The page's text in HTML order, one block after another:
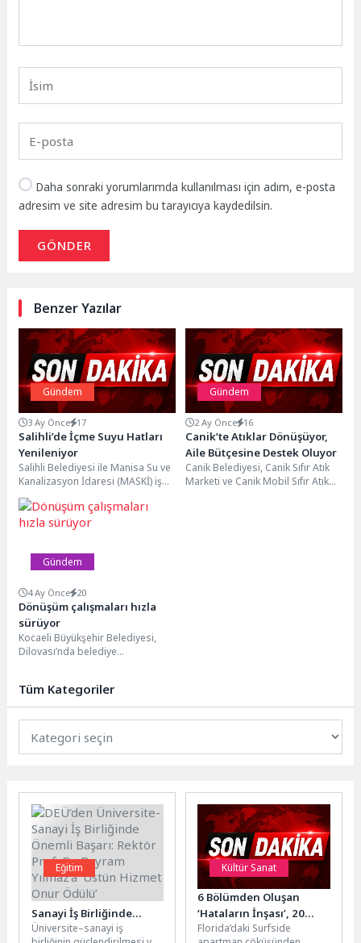
Daha sonraki yorumlarımda kullanılması için adım, e-posta
adresim ve site adresim bu tarayıcıya kaydedilsin.
GÖNDER
Benzer Yazılar
Gündem
3 Ay Önce 17
Salihli’de İçme Suyu Hatları
Yenileniyor
Salihli Belediyesi ile Manisa Su ve
Kanalizasyon İdaresi (MASKİ) iş
birliğinde yürütülen çalışmalar
kapsamında, Şehitler...
Gündem
2 Ay Önce 16
Canik’te Atıklar Dönüşüyor,
Aile Bütçesine Destek Oluyor
Canik Belediyesi, Canik Sıfır Atık
Marketi ve Canik Mobil Sıfır Atık
Gündem
4 Ay Önce 20
Dönüşüm çalışmaları hızla
sürüyor
Kocaeli Büyükşehir Belediyesi,
Dilovası’nda belediye
amacıyla önemli...
Tüm Kategoriler
Eğitim
DEÜ’den Üniversite-
Sanayi İş Birliğinde
Önemli Başarı: Rektör
Üniversite–sanayi iş
Kültür Sanat
6 Bölümden Oluşan
‘Hataların İnşası’, 20
Nisan Pazartesi 21.00’de
Florida’daki Surfside